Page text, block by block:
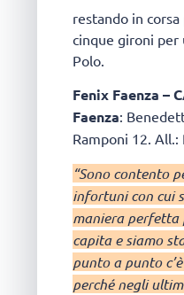
restando in
cinque gironi per
Polo.
Fenix Faenza –
Faenza:
Ramponi 12. All.:
“Sono contento
infortuni con cui
maniera perfetta
capita e siamo
punto a punto
perché negli